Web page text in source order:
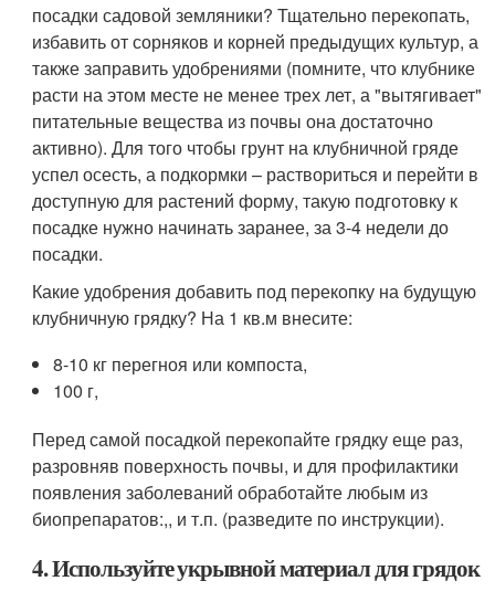
посадки садовой земляники? Тщательно перекопать,
избавить от сорняков и корней предыдущих культур, а
также заправить удобрениями (помните, что клубнике
расти на этом месте не менее трех лет, а "вытягивает"
питательные вещества из почвы она достаточно
активно). Для того чтобы грунт на клубничной гряде
успел осесть, а подкормки – раствориться и перейти в
доступную для растений форму, такую подготовку к
посадке нужно начинать заранее, за 3-4 недели до
посадки.
Какие удобрения добавить под перекопку на будущую
клубничную грядку? На 1 кв.м внесите:
8-10 кг перегноя или компоста,
100 г,
Перед самой посадкой перекопайте грядку еще раз,
разровняв поверхность почвы, и для профилактики
появления заболеваний обработайте любым из
биопрепаратов:,, и т.п. (разведите по инструкции).
4. Используйте укрывной материал для грядок